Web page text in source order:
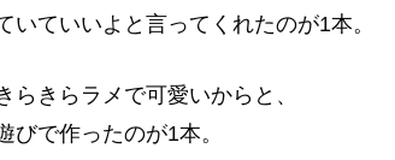
いていいよと言ってくれたのが1本。
らきらラメで可愛いからと、
びで作ったのが1本。